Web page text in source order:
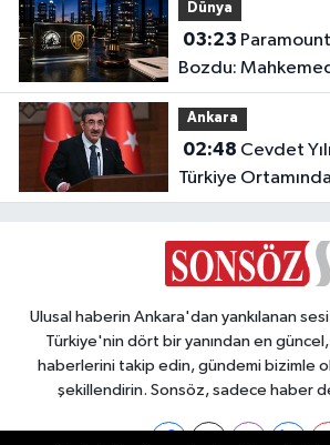
Dünya
03:23
Bozdu:
Kazanacağımıza
Ankara
02:48
Türkiye
Yükselteceğiz"
Ulusal haberin Ankara'dan yankılanan
Türkiye'nin dört bir yanından en güncel,
haberlerini takip edin, gündemi bizimle
şekillendirin. Sonsöz, sadece haber